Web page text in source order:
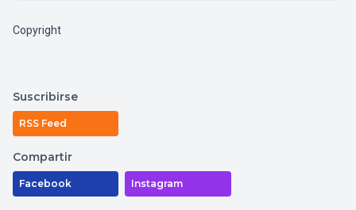
Copyright
Suscribirse
RSS Feed
Compartir
Facebook Instagram